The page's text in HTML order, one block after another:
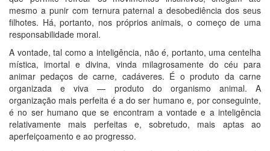
mesmo a punir com ternura paternal a desobediência dos seus
filhotes. Há, portanto, nos próprios animais, o começo de uma
responsabilidade moral.
A vontade, tal como a inteligência, não é, portanto, uma centelha
mística, imortal e divina, vinda milagrosamente do céu para
animar pedaços de carne, cadáveres. É o produto da carne
organizada e viva — produto do organismo animal. A
organização mais perfeita é a do ser humano e, por conseguinte,
é no ser humano que se encontram a vontade e a inteligência
relativamente mais perfeitas e, sobretudo, mais aptas ao
aperfeiçoamento e ao progresso.